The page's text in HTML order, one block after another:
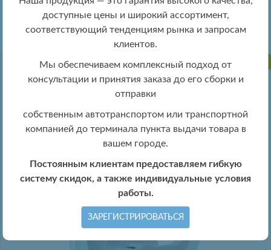
Настенные светильники оптом » 8001/1W WHT
ПРОДАНО
доступные цены и широкий ассортимент,
соответствующий тенденциям рынка и запросам
клиентов.
Мы обеспечиваем комплексный подход от
консультации и принятия заказа до его сборки и
отправки
собственным автотранспортом или транспортной
компанией до терминала пункта выдачи товара в
вашем городе.
Постоянным клиентам предоставляем гибкую
систему скидок, а также индивидуальные условия
работы.
ЗАРЕГИСТРИРОВАТЬСЯ